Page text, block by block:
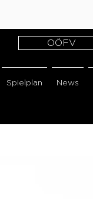
OÖFV
Spielplan News